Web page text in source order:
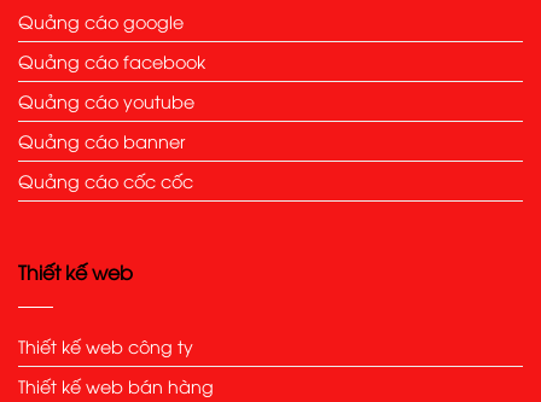
Quảng cáo google
Quảng cáo facebook
Quảng cáo youtube
Quảng cáo banner
Quảng cáo cốc cốc
Thiết kế web
Thiết kế web công ty
Thiết kế web bán hàng